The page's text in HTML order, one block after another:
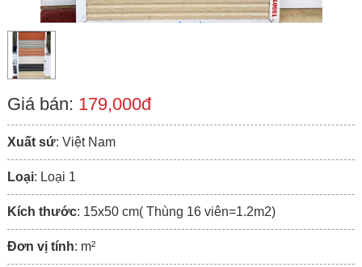
Giá bán: 179,000đ
Xuất sứ: Việt Nam
Loại: Loại 1
Kích thước: 15x50 cm( Thùng 16 viên=1.2m2)
Đơn vị tính: m²